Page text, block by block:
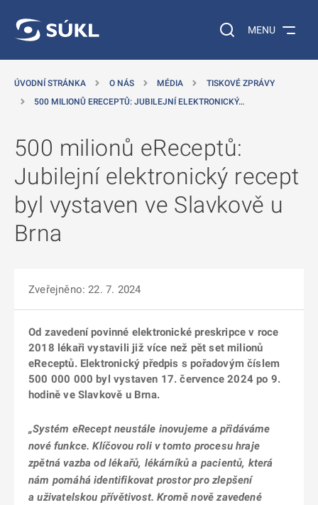
Vyhledávání na
MENU
ÚVODNÍ STRÁNKA O NÁS MÉDIA
TISKOVÉ ZPRÁVY
500 MILIONŮ ERECEPTŮ: JUBILEJNÍ ELEKTRONICKÝ…
500 milionů eReceptů:
Jubilejní elektronický recept
byl vystaven ve Slavkově u
Brna
Zveřejněno: 22. 7. 2024
Od zavedení povinné elektronické preskripce v roce
2018 lékaři vystavili již více než pět set milionů
eReceptů. Elektronický předpis s pořadovým číslem
500 000 000 byl vystaven 17. července 2024 po 9.
hodině ve Slavkově u Brna.
„Systém eRecept neustále inovujeme a přidáváme
nové funkce. Klíčovou roli v tomto procesu hraje
zpětná vazba od lékařů, lékárníků a pacientů, která
nám pomáhá identifikovat prostor pro zlepšení
a uživatelskou přívětivost. Kromě nově zavedené